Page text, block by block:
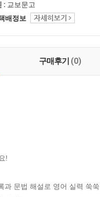
: 교보문고
배정보
구매후기 (0)
!
과 문법 해설로 영어 실력 쑥